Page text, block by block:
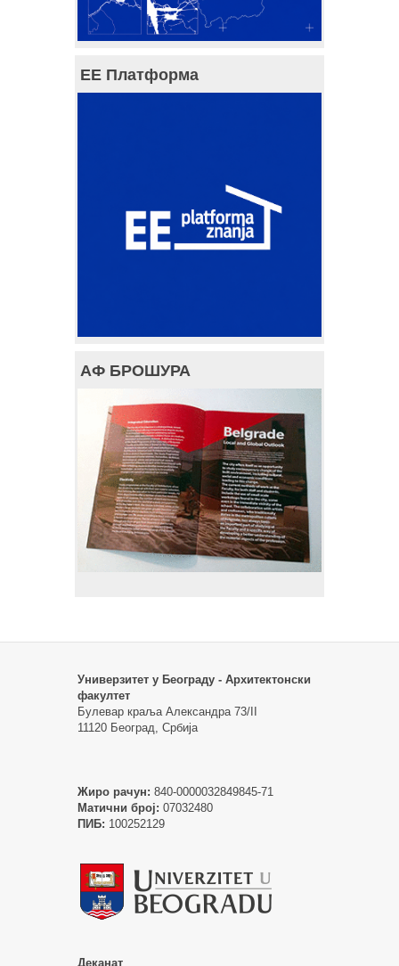
ЕЕ Платформа
АФ БРОШУРА
Универзитет у Београду - Архитектонски
факултет
Булевар краља Александра 73/II
11120 Београд, Србија
Жиро рачун: 840-0000032849845-71
Матични број: 07032480
ПИБ: 100252129
Деканат